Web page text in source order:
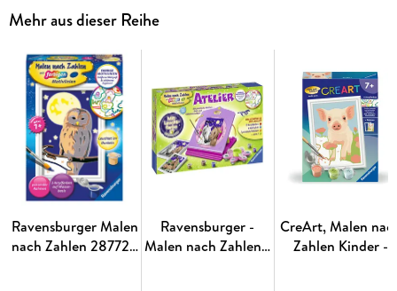
enthält alles, was Künstler zum Malen brauchen und es ist
zu den Farben und zum Pinsel, ist in diesem Malset
funkelnder Glitter enthalten. Sobald das Motiv fertig
ausgemalt ist, wird der Glitter angemischt und aufgetragen.
So entsteht wird das Motiv zum Glitzern gebracht. Das
Ravensburger Malen nach Zahlen Programm bietet eine
große Motivauswahl für Kinder und Erwachsene.
Mehr aus dieser Reihe
Ravensburger Malen
nach Zahlen 28772 -
Ravensburger -
Malen nach Zahlen -
CreArt, Malen
Zahlen Kinder -